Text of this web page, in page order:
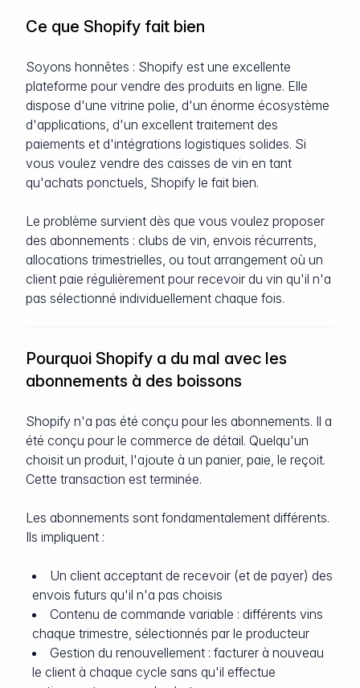
Ce que Shopify fait bien
Soyons honnêtes : Shopify est une excellente
plateforme pour vendre des produits en ligne. Elle
dispose d'une vitrine polie, d'un énorme écosystème
d'applications, d'un excellent traitement des
paiements et d'intégrations logistiques solides. Si
vous voulez vendre des caisses de vin en tant
qu'achats ponctuels, Shopify le fait bien.
Le problème survient dès que vous voulez proposer
des abonnements : clubs de vin, envois récurrents,
allocations trimestrielles, ou tout arrangement où un
client paie régulièrement pour recevoir du vin qu'il n'a
pas sélectionné individuellement chaque fois.
Pourquoi Shopify a du mal avec les
abonnements à des boissons
Shopify n'a pas été conçu pour les abonnements. Il a
été conçu pour le commerce de détail. Quelqu'un
choisit un produit, l'ajoute à un panier, paie, le reçoit.
Cette transaction est terminée.
Les abonnements sont fondamentalement différents.
Ils impliquent :
Un client acceptant de recevoir (et de payer) des
envois futurs qu'il n'a pas choisis
Contenu de commande variable : différents vins
chaque trimestre, sélectionnés par le producteur
Gestion du renouvellement : facturer à nouveau
le client à chaque cycle sans qu'il effectue